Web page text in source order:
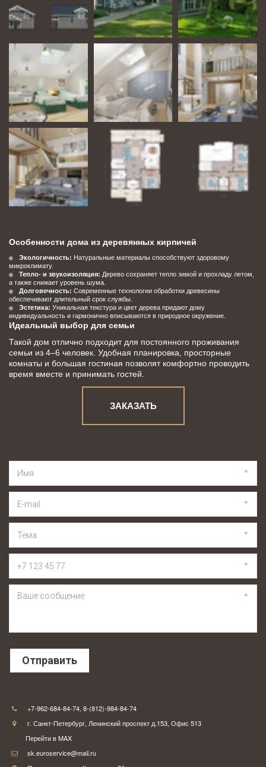
Особенности дома из деревянных кирпичей
Экологичность: Натуральные материалы способствуют здоровому
микроклимату.
Тепло- и звукоизоляция: Дерево сохраняет тепло зимой и прохладу летом,
а также снижает уровень шума.
Долговечность: Современные технологии обработки древесины
обеспечивают длительный срок службы.
Эстетика: Уникальная текстура и цвет дерева придают дому
индивидуальность и гармонично вписываются в природное окружение.
Идеальный выбор для семьи
Такой дом отлично подходит для постоянного проживания
семьи из 4–6 человек. Удобная планировка, просторные
комнаты и большая гостиная позволят комфортно проводить
время вместе и принимать гостей.
ЗАКАЗАТЬ
*
*
*
*
*
Отправить
+7-962-684-84-74, 8-(812)-984-84-74
г. Санкт-Петербург, Ленинский проспект д.153, Офис 513
Перейти в MAX
sk.euroservice@mail.ru